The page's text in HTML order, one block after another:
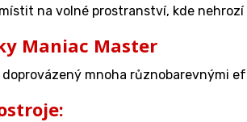
na volné prostranství, kde
Maniac Master
mnoha různobarevnými